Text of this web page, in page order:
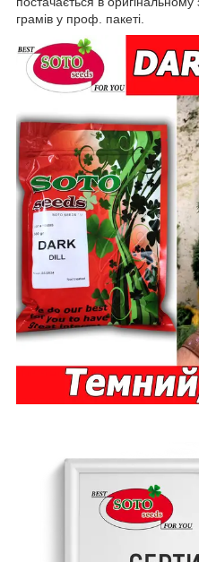
грамів у проф. пакеті.